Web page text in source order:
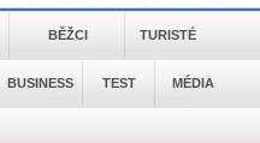
BĚŽCI TURISTÉ
BUSINESS TEST MÉDIA